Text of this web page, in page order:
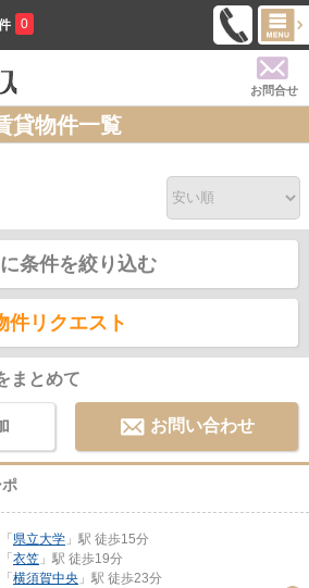
0
お問合せ
貸物件一覧
条件を絞り込む
件リクエスト
まとめて
お問い合わせ
「 県立大学 」駅 徒歩15分
「 衣笠 」駅 徒歩19分
「 横須賀中央 」駅 徒歩23分